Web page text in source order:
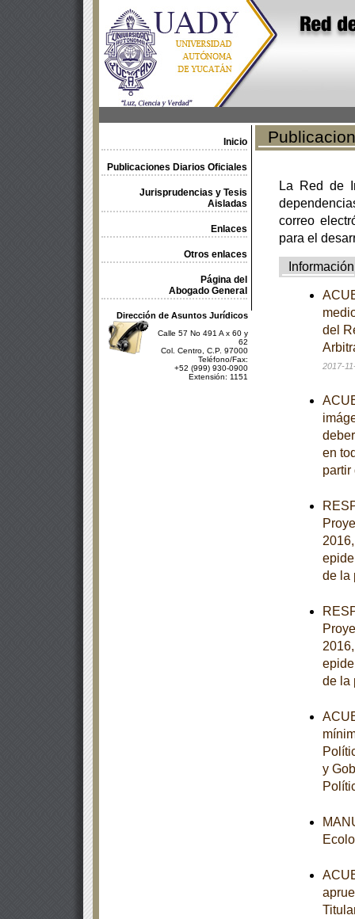
Inicio
Publicaciones Diarios Oficiales
Jurisprudencias y Tesis
Aisladas
Enlaces
Otros enlaces
Página del
Abogado General
Dirección de Asuntos Jurídicos
Calle 57 No 491 A x 60 y
62
Col. Centro, C.P. 97000
Teléfono/Fax:
+52 (999) 930-0900
Extensión: 1151
La Red de
correo
para el
Información
del
2017-
en
de la
de la
y